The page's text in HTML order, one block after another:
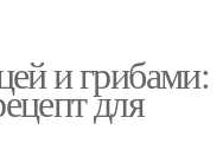
и грибами:
для